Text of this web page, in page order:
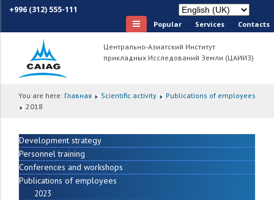
+996 (312) 555-111
Popular Services Сontacts
Центрально-Азиатский Институт
прикладных Исследований Земли (ЦАИИЗ)
You are here: Главная Scientific activity
Publications of employees
2018
Development strategy
Personnel training
Conferences and workshops
Publications of employees
2023